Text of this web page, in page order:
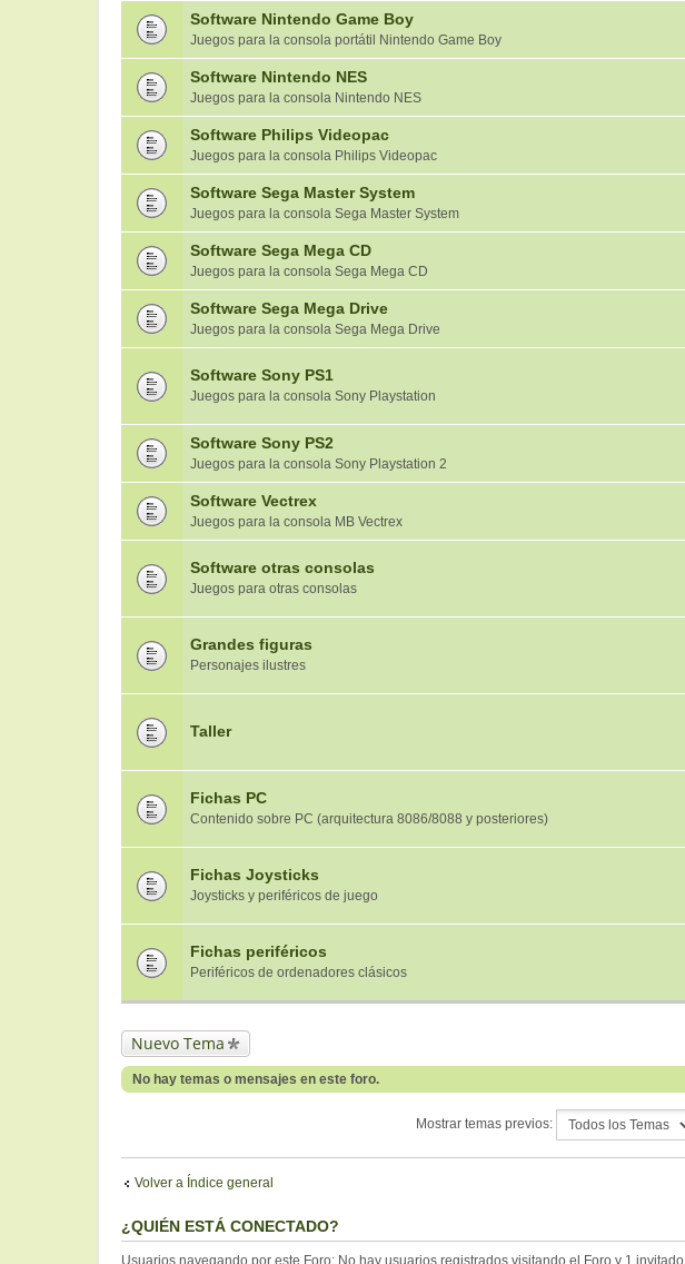
Software Nintendo Game Boy
Juegos para la consola portátil Nintendo Game Boy
Software Nintendo NES
Juegos para la consola Nintendo NES
Software Philips Videopac
Juegos para la consola Philips Videopac
Software Sega Master System
Juegos para la consola Sega Master System
Software Sega Mega CD
Juegos para la consola Sega Mega CD
Software Sega Mega Drive
Juegos para la consola Sega Mega Drive
Software Sony PS1
Juegos para la consola Sony Playstation
Software Sony PS2
Juegos para la consola Sony Playstation 2
Software Vectrex
Juegos para la consola MB Vectrex
Software otras consolas
Juegos para otras consolas
Grandes figuras
Personajes ilustres
Taller
Fichas PC
Contenido sobre PC (arquitectura 8086/8088 y posteriores)
Fichas Joysticks
Joysticks y periféricos de juego
Fichas periféricos
Periféricos de ordenadores clásicos
Nuevo Tema
No hay temas o mensajes en este foro.
Mostrar temas previos:
Volver a Índice general
¿QUIÉN ESTÁ CONECTADO?
Usuarios navegando por este Foro: No hay usuarios registrados visitando el Foro y 1 invitado